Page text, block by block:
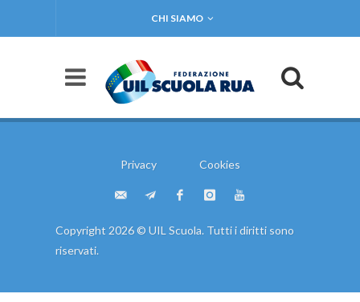
CHI SIAMO
Privacy Cookies
Copyright 2026 © UIL Scuola. Tutti i diritti sono
riservati.